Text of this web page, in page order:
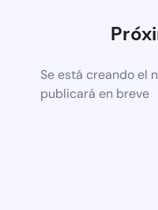
Se está creando el
publicará en breve